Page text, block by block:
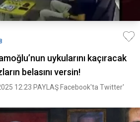
uykularını kaçıracak
belasını versin!
12:23 PAYLAŞ Facebook'ta Twitter'